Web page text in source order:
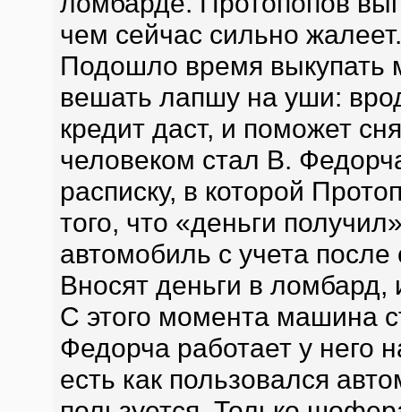
чем сейчас сильно жалеет.
Подошло время
вешать лапшу на уши:
кредит даст, и поможет
человеком стал В.
расписку, в которой
того, что «деньги
автомобиль с учета после
Вносят деньги в
С этого момента машина
Федорча работает у него
есть как пользовался